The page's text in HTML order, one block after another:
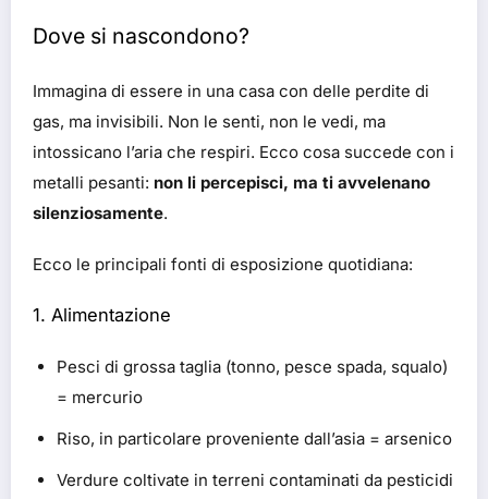
Dove si nascondono?
Immagina di essere in una casa con delle perdite di
gas, ma invisibili. Non le senti, non le vedi, ma
intossicano l’aria che respiri. Ecco cosa succede con i
metalli pesanti: non li percepisci, ma ti avvelenano
silenziosamente.
Ecco le principali fonti di esposizione quotidiana:
1. Alimentazione
Pesci di grossa taglia (tonno, pesce spada, squalo)
= mercurio
Riso, in particolare proveniente dall’asia = arsenico
Verdure coltivate in terreni contaminati da pesticidi